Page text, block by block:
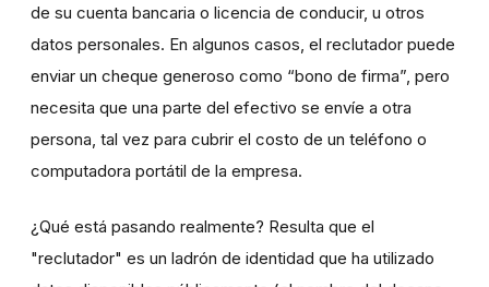
de su cuenta bancaria o licencia de conducir, u otros
datos personales. En algunos casos, el reclutador puede
enviar un cheque generoso como “bono de firma”, pero
necesita que una parte del efectivo se envíe a otra
persona, tal vez para cubrir el costo de un teléfono o
computadora portátil de la empresa.
¿Qué está pasando realmente? Resulta que el
"reclutador" es un ladrón de identidad que ha utilizado